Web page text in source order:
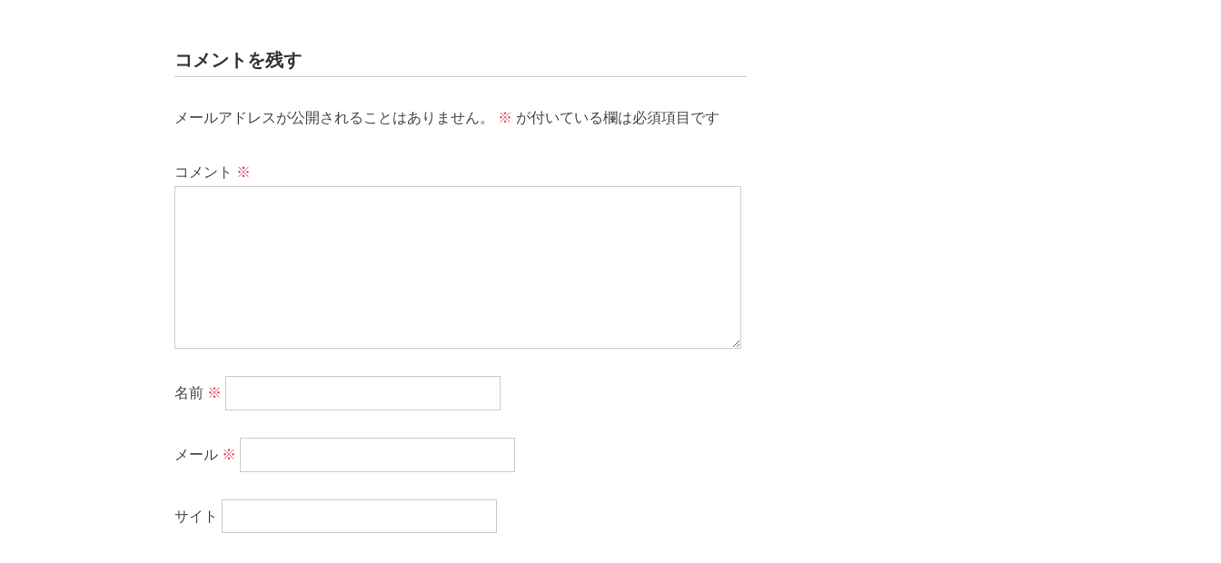
コメントを残す
メールアドレスが公開されることはありません。 ※ が付いている欄は必須項目です
コメント ※
名前 ※
メール ※
サイト